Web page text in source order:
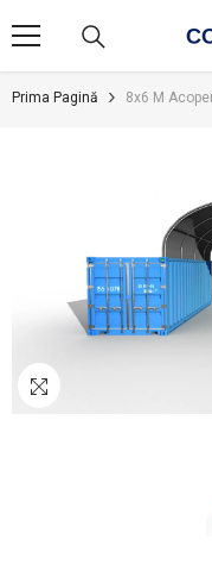
Prima Pagină 8x6 M